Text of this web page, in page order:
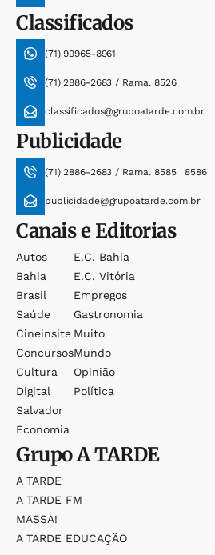
Classificados
(71) 99965-8961
(71) 2886-2683 / Ramal 8526
classificados@grupoatarde.com.br
Publicidade
(71) 2886-2683 / Ramal 8585 | 8586
publicidade@grupoatarde.com.br
Canais e Editorias
Autos
Bahia
Brasil
Saúde
Cineinsite
Concursos
Cultura
Digital
Salvador
Economia
E.c. Bahia
E.c. Vitória
Empregos
Gastronomia
Muito
Mundo
Opinião
Política
GrupoA TARDE
A TARDE
A TARDE FM
MASSA!
A TARDE EDUCAÇÃO